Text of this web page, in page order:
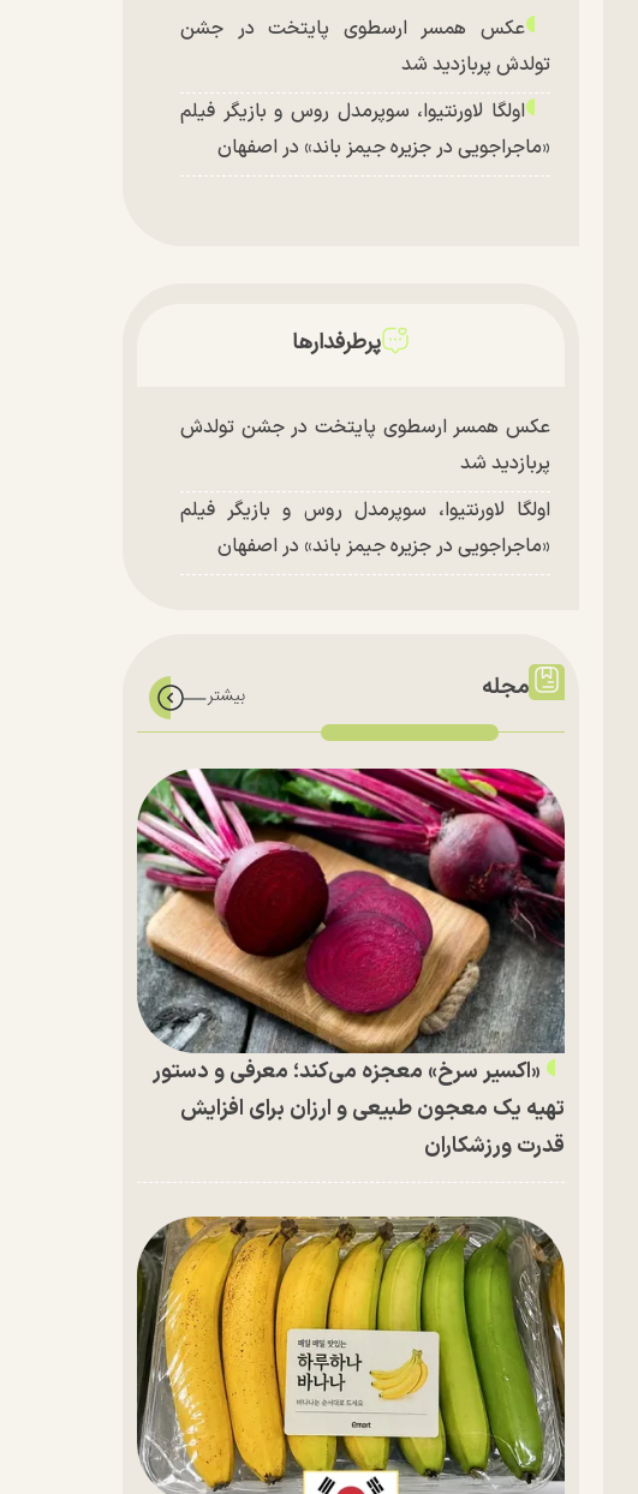
عکس همسر ارسطوی پایتخت در جشن
تولدش پربازدید شد
اولگا لاورنتیوا، سوپرمدل روس و بازیگر فیلم
«ماجراجویی در جزیره جیمز باند» در اصفهان
پرطرفدارها
عکس همسر ارسطوی پایتخت در جشن تولدش
پربازدید شد
اولگا لاورنتیوا، سوپرمدل روس و بازیگر فیلم
«ماجراجویی در جزیره جیمز باند» در اصفهان
مجله
«اکسیر سرخ» معجزه می‌کند؛ معرفی و دستور
تهیه یک معجون طبیعی و ارزان برای افزایش
قدرت ورزشکاران